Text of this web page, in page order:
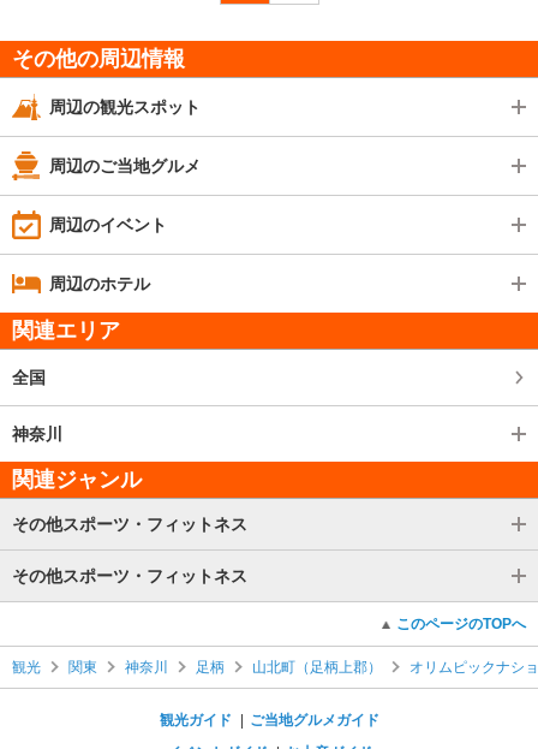
その他の周辺情報
周辺の観光スポット
周辺のご当地グルメ
周辺のイベント
周辺のホテル
関連エリア
全国
神奈川
関連ジャンル
その他スポーツ・フィットネス
その他スポーツ・フィットネス
このページのTOPへ
観光 関東 神奈川 足柄 山北町（足柄上郡） オリムピックナシ
観光ガイド
ご当地グルメガイド